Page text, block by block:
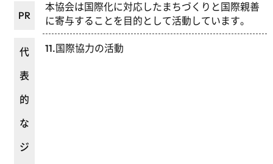
PR
本協会は国際化に対応したまちづくりと国際親善
に寄与することを目的として活動しています。
代
表
的
な
ジ
11.国際協力の活動